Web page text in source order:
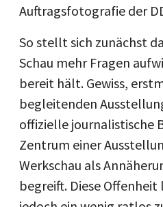
Auftragsfotografie der
So stellt sich zunächst
Schau mehr Fragen
bereit hält. Gewiss,
begleitenden
offizielle journalistische
Zentrum einer
Werkschau als
begreift. Diese Offenheit